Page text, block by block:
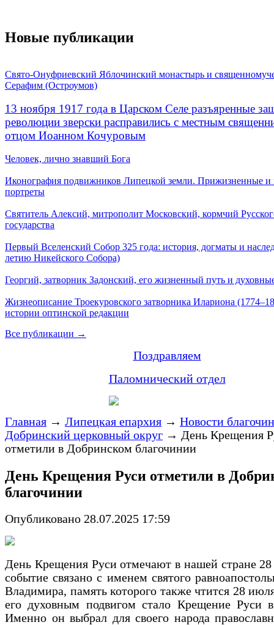
Новые публикации
Свято-Онуфриевский Яблочинский монастырь и
Серафим (Остроумов)
13 ноября 1917 года в Царском Селе разъяренные
революции зверски расправились с местным
отцом Иоанном Кочуровым
Человек, лично знавший Бога
Иконография подвижников Липецкой земли. Прижизненные и
портреты
Святитель Алексий, митрополит Московский, кормчий
государства
Первый Вселенский Собор 325 года: история, догматы и
летию Никейского Собора)
Георгий, затворник Задонский, его жизненный путь и
Жизнеописание Троекуровского затворника Илариона
истории оптинской редакции
Все публикации →
Поздравляем
Паломнический отдел
Главная → Липецкая епархия → Новости
Добринский церковный округ → День Крещения
отметили в Добринском благочинии
День Крещения Руси отметили в
благочинии
Опубликовано 28.07.2025 17:59
День Крещения Руси отмечают в нашей стране
событие связано с именем святого
Владимира, память которого также чтится 28
его духовным подвигом стало Крещение Руси
Именно он выбрал для своего народа